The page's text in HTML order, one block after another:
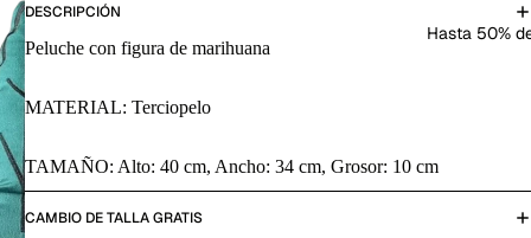
Hasta 50%
DESCRIPCIÓN
Peluche con figura de marihuana
MATERIAL: Terciopelo
TAMAÑO: Alto: 40 cm, Ancho: 34 cm, Grosor: 10 cm
CAMBIO DE TALLA GRATIS